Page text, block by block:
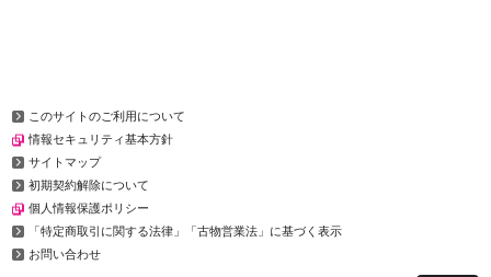
このサイトのご利用について
情報セキュリティ基本方針
サイトマップ
初期契約解除について
個人情報保護ポリシー
「特定商取引に関する法律」「古物営業法」に基づく表示
お問い合わせ